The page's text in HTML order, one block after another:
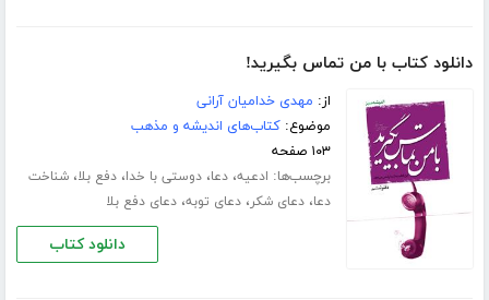
دانلود کتاب با من تماس بگیرید!
از: مهدی خدامیان آرانی
موضوع:کتاب‌های اندیشه و مذهب
۱۰۳ صفحه
برچسب‌ها: ادعیه،دعا،دوستی با خدا،دفع بلا،شناخت
دعا،دعای شکر،دعای توبه،دعای دفع بلا
دانلود کتاب